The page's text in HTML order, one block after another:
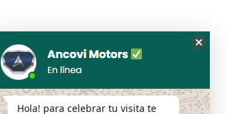
diseño exclusivo y un
de
Hola! para celebrar tu visita te